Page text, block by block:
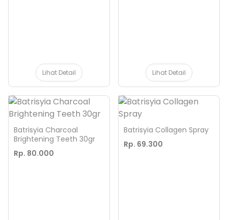
Lihat Detail Lihat Detail
Batrisyia Charcoal
Brightening Teeth 30gr
Rp. 80.000
Batrisyia Collagen Spray
Rp. 69.300